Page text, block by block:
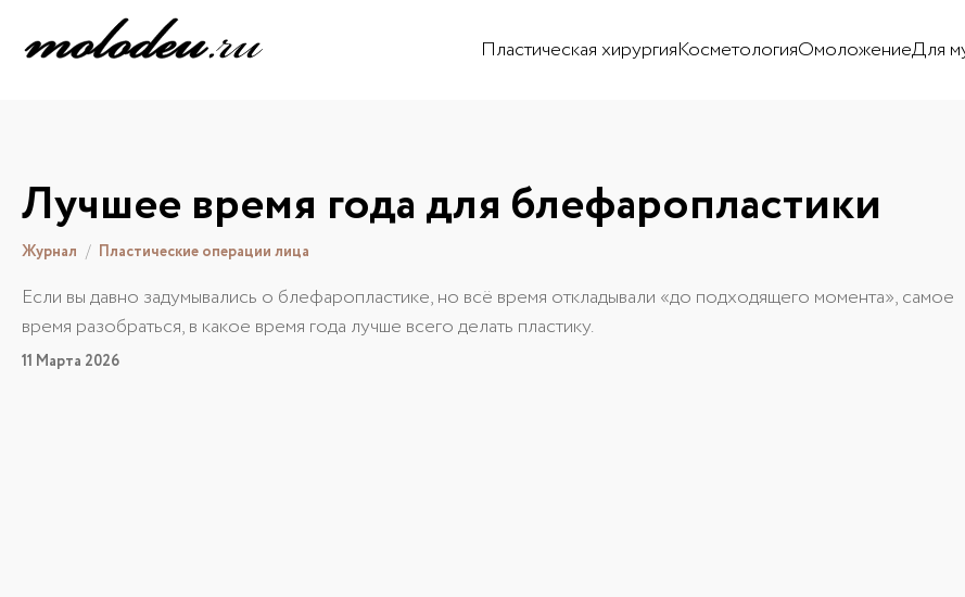
Пластическая хирургияКосметологияОмоложениеДля
Лучшее время года для блефаропластики
Журнал Пластические операции лица
Если вы давно задумывались о блефаропластике, но всё время откладывали «до подходящего момента», самое
время разобраться, в какое время года лучше всего делать пластику.
11 Марта 2026